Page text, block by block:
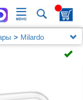
Milardo
хром, сплав